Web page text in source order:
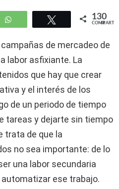
WhatsApp Twittear 130
COMPARTIR
de mercadeo de
labor asfixiante. La
que hay que crear
y el interés de los
de un periodo de tiempo
tareas y dejarte sin tiempo
trata de que la
no sea importante: de lo
una labor secundaria
ese trabajo.